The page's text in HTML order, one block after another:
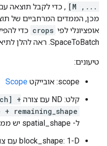
..., M]
, כדי לקבל תוצאה
מכן, הממדים המרחביים של
אופציונלי לפי crops כדי
SpaceToBatch. ראה להלן לתיאור מדויק.
טיעונים:
scope: אובייקט
Scope
קלט: ND עם צורה
+
remaining_shape
ל- spatial_shape יש ממדי M.
block_shape: 1-D עם צורה